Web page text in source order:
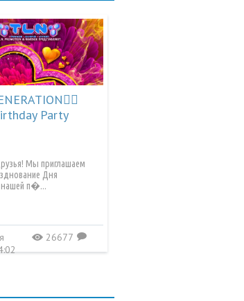
+200 ₽
Party
Мы приглашаем
Дня
нашей п�...
a 26677 B